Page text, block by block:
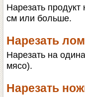
Нарезать
см или больше.
Нарезать
Нарезать на
мясо).
Нарезать